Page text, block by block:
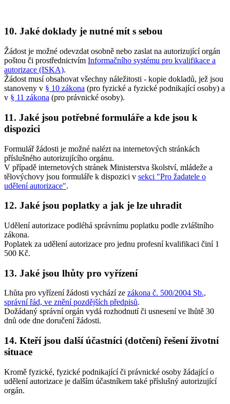
10. Jaké doklady je nutné mít s sebou
Žádost je možné odevzdat osobně nebo zaslat na autorizující orgán
poštou či prostřednictvím Informačního systému pro kvalifikace a
autorizace (ISKA).
Žádost musí obsahovat všechny náležitosti - kopie dokladů, jež jsou
stanoveny v § 10 zákona (pro fyzické a fyzické podnikající osoby) a
v § 11 zákona (pro právnické osoby).
11. Jaké jsou potřebné formuláře a kde jsou k
dispozici
Formulář žádosti je možné nalézt na internetových stránkách
příslušného autorizujícího orgánu.
V případě internetových stránek Ministerstva školství, mládeže a
tělovýchovy jsou formuláře k dispozici v sekci "Pro žadatele o
udělení autorizace".
12. Jaké jsou poplatky a jak je lze uhradit
Udělení autorizace podléhá správnímu poplatku podle zvláštního
zákona.
Poplatek za udělení autorizace pro jednu profesní kvalifikaci činí 1
500 Kč.
13. Jaké jsou lhůty pro vyřízení
Lhůta pro vyřízení žádosti vychází ze zákona č. 500/2004 Sb.,
správní řád, ve znění pozdějších předpisů.
Dožádaný správní orgán vydá rozhodnutí či usnesení ve lhůtě 30
dnů ode dne doručení žádosti.
14. Kteří jsou další účastníci (dotčení) řešení životní
situace
Kromě fyzické, fyzické podnikající či právnické osoby žádající o
udělení autorizace je dalším účastníkem také příslušný autorizující
orgán.